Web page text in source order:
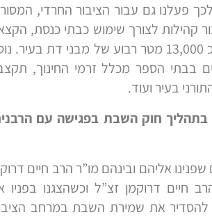
פעלנו גם עבור הציבור החרדי,
קהילות לצורך שימוש כבתי כנסת,
שטחי ציבור לקהילות לצורך בינוי בתי כנסת, מדובר על סך כולל של כ 13,000 מטר רבוע של מבני דת
בבתי הספר מכלל זרמי החינוך,
בעיר ועוד.
חוק השבת בפגישה עם
אליהם ובינהם מו”ר הרב חיים
חיים דרוקמן זצ”ל וכשהצגנו בפניו
להסדיר את שמירת השבת במרחב